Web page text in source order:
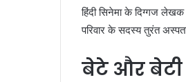
हिंदी सिनेमा के दिग्गज लेखक
परिवार के सदस्य तुरंत
बेटे और